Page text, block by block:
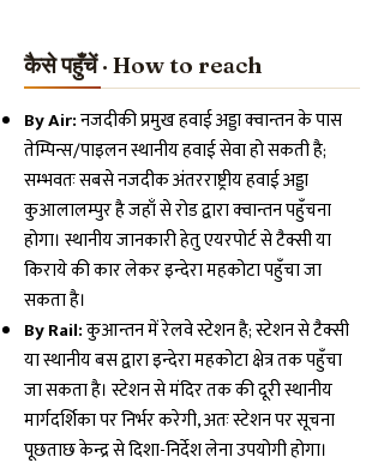
कैसे पहुँचें · How to reach
By Air:नजदीकी प्रमुख हवाई अड्डा क्वान्तन के पास
तेम्पिन्स/पाइलन स्थानीय हवाई सेवा हो सकती है;
सम्भवतः सबसे नजदीक अंतरराष्ट्रीय हवाई अड्डा
कुआलालम्पुर है जहाँ से रोड द्वारा क्वान्तन पहुँचना
होगा। स्थानीय जानकारी हेतु एयरपोर्ट से टैक्सी या
किराये की कार लेकर इन्देरा महकोटा पहुँचा जा
सकता है।
By Rail:कुआन्तन में रेलवे स्टेशन है; स्टेशन से टैक्सी
या स्थानीय बस द्वारा इन्देरा महकोटा क्षेत्र तक पहुँचा
जा सकता है। स्टेशन से मंदिर तक की दूरी स्थानीय
मार्गदर्शिका पर निर्भर करेगी, अतः स्टेशन पर सूचना
पूछताछ केन्द्र से दिशा-निर्देश लेना उपयोगी होगा।